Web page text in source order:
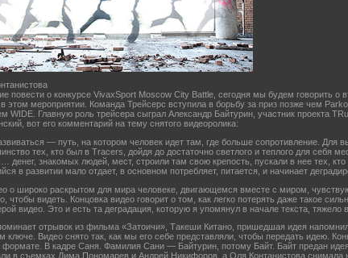
повести о конкурсе VivaxSport Moscow City Battle, сегодня мы будем говорить о
в этом мероприятии. Команда Трейсерс вступила в борьбу за приз позже чем
WIDE. Главную роль трейсера сыграл Александр Байтурин, участник проекта
вот его комментарий на тему снятого видеоролика:
— путь, на котором человек идет там, где больше сопротивление. Для
тех, кто был в Tracers, дойдя до достаточно светлого и теплого для себя
денег, знакомых людей, мест, строили там свою крепость, пускали в нее тех, кто
в развитии мало отдает, в основном потребляет, питается, и начинает
о широко раскрытом для мира человеке, двигающемся вместе с миром,
чтобы видеть. Концовка видео говорит о том, как легко потерять даже такое
видео. Это и есть та деградация, которую я упомянул в начале текста, тяжело
отрывок из фильма «Затоичи», Такеши Китано, пришедшая идея
ключе. Видео снято так, как мы его себе представляли, чтобы передать идею.
формате. В кадре Саня. Фамилия Сани — Байтурин, потому Байт. Байт предан
в съемках Дима Пономарев и Андрей Никифоров, а Оля Контанистова снимала